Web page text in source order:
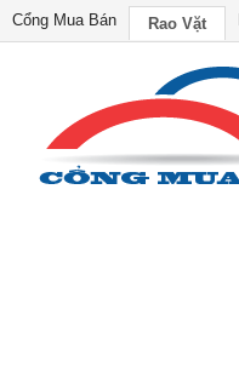
Cổng Mua Bán Rao Vặt